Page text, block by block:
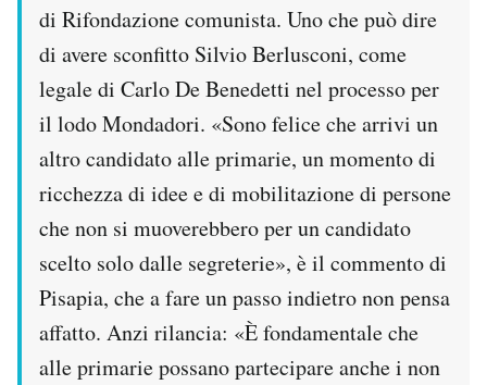
di Rifondazione comunista. Uno che può dire
di avere sconfitto Silvio Berlusconi, come
legale di Carlo De Benedetti nel processo per
il lodo Mondadori. «Sono felice che arrivi un
altro candidato alle primarie, un momento di
ricchezza di idee e di mobilitazione di persone
che non si muoverebbero per un candidato
scelto solo dalle segreterie», è il commento di
Pisapia, che a fare un passo indietro non pensa
affatto. Anzi rilancia: «È fondamentale che
alle primarie possano partecipare anche i non